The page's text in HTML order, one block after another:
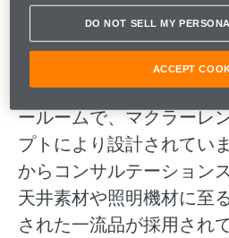
OSAKA
Welcome to McLaren
阪はアジア太平洋地域初
ールームで、マクラーレ
プトにより設計されてい
からコンサルテーション
天井素材や照明機材に至
された一流品が採用され
DO NOT SELL MY
ACCEPT